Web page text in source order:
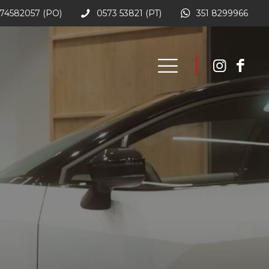
(PO) 0573 53821 (PT) 351 8299966